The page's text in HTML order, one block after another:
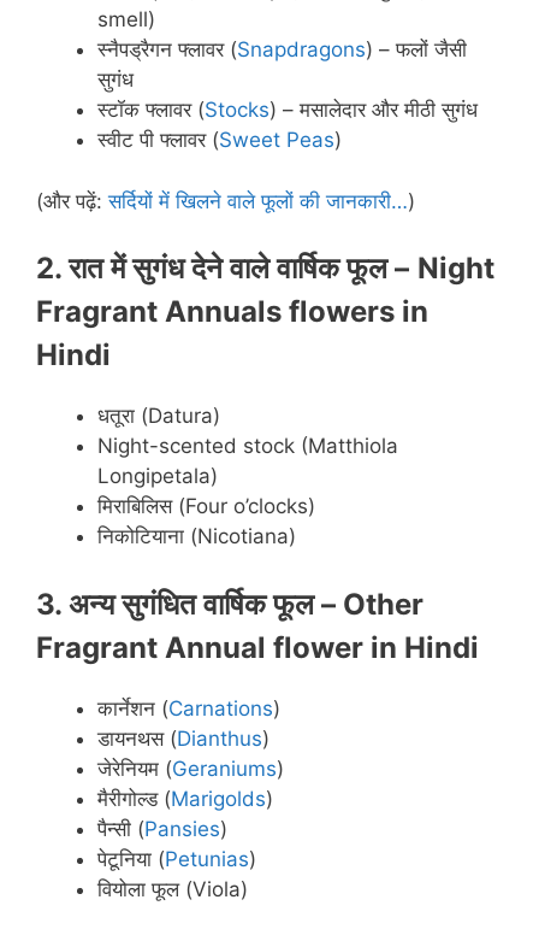
smell)
स्नैपड्रैगन फ्लावर (Snapdragons) – फलों जैसी
सुगंध
स्टॉक फ्लावर (Stocks) – मसालेदार और मीठी सुगंध
स्वीट पी फ्लावर (Sweet Peas)
(और पढ़ें:सर्दियों में खिलने वाले फूलों की जानकारी…)
2. रात में सुगंध देने वाले वार्षिक फूल – Night
Fragrant Annuals flowers in
Hindi
धतूरा (Datura)
Night-scented stock (Matthiola
Longipetala)
मिराबिलिस (Four o’clocks)
निकोटियाना (Nicotiana)
3. अन्य सुगंधित वार्षिक फूल – Other
Fragrant Annual flower in Hindi
कार्नेशन (Carnations)
डायनथस (Dianthus)
जेरेनियम (Geraniums)
मैरीगोल्ड (Marigolds)
पैन्सी (Pansies)
पेटूनिया (Petunias)
वियोला फूल (Viola)